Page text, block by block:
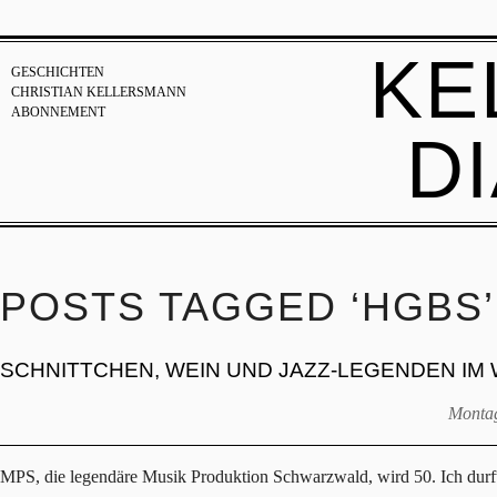
GESCHICHTEN
CHRISTIAN KELLERSMANN
ABONNEMENT
POSTS TAGGED ‘HGBS’
SCHNITTCHEN, WEIN UND JAZZ-LEGENDEN IM
MPS, die legendäre Musik Produktion Schwarzwald, wird 50. Ich